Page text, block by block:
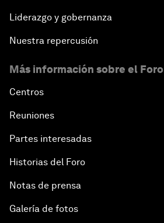
Liderazgo y gobernanza
Nuestra repercusión
Más información sobre el Foro
Centros
Reuniones
Partes interesadas
Historias del Foro
Notas de prensa
Galería de fotos